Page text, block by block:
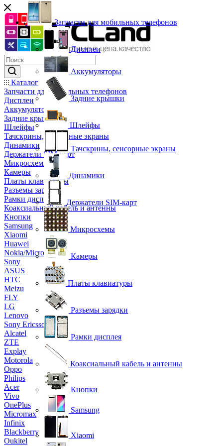
Каталог
Запчасти для мобильных телефонов
Дисплеи
Аккумуляторы
Задние крышки
Шлейфы
Тачскрины, сенсорные экраны
Динамики
Держатели SIM-карт
Микросхемы
Камеры
Платы клавиатуры
Разъемы зарядки
Рамки дисплея
Коаксиальный кабель и антенны
Кнопки
Samsung
Xiaomi
Huawei
Nokia/Microsoft
Sony
ASUS
HTC
Meizu
FLY
LG
Lenovo
Sony Ericsson
Alcatel
ZTE
Explay
Motorola
Oppo
Philips
Acer
Vivo
OnePlus
Micromax
Infinix
Blackberry
Oukitel
Запчасти для мобильных телефонов
Дисплеи
Аккумуляторы
Задние крышки
Шлейфы
Тачскрины, сенсорные экраны
Динамики
Держатели SIM-карт
Микросхемы
Камеры
Платы клавиатуры
Разъемы зарядки
Рамки дисплея
Коаксиальный кабель и антенны
Кнопки
Samsung
Xiaomi